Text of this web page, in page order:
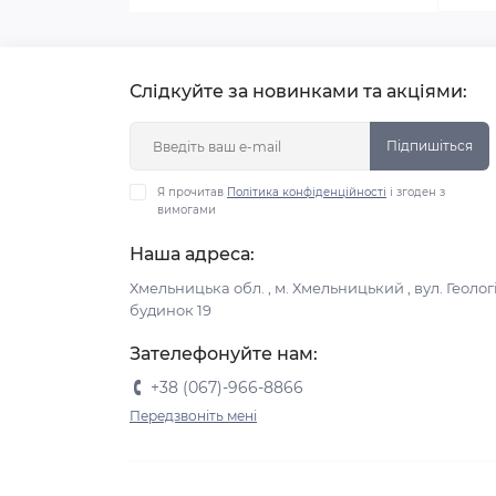
Слідкуйте за новинками та акціями:
Підпишіться
Я прочитав Політика конфіденційності і згоден з
вимогами
Наша адреса:
Хмельницька обл. , м. Хмельницький , вул.
будинок 19
Зателефонуйте нам:
+38 (067)-966-8866
Передзвоніть мені